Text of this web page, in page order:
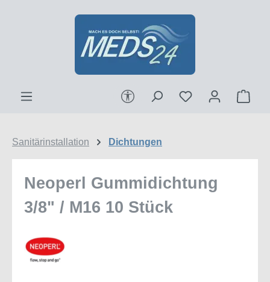
Zum Hauptinhalt springen
Werkzeugleiste anzeigen
Sanitärinstallation Dichtungen
Neoperl Gummidichtung
3/8" / M16 10 Stück